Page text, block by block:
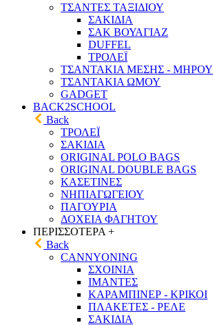
ΤΣΑΝΤΕΣ ΤΑΞΙΔΙΟΥ
ΣΑΚΙΔΙΑ
ΣΑΚ ΒΟΥΑΓΙΑΖ
DUFFEL
ΤΡΟΛΕΪ
ΤΣΑΝΤΑΚΙΑ ΜΕΣΗΣ - ΜΗΡΟΥ
ΤΣΑΝΤΑΚΙΑ ΩΜΟΥ
GADGET
BACK2SCHOOL
Back
ΤΡΟΛΕΪ
ΣΑΚΙΔΙΑ
ORIGINAL POLO BAGS
ORIGINAL DOUBLE BAGS
ΚΑΣΕΤΙΝΕΣ
ΝΗΠΙΑΓΩΓΕΙΟΥ
ΠΑΓΟΥΡΙΑ
ΔΟΧΕΙΑ ΦΑΓΗΤΟΥ
ΠΕΡΙΣΣΟΤΕΡΑ +
Back
CANNYONING
ΣΧΟΙΝΙΑ
ΙΜΑΝΤΕΣ
ΚΑΡΑΜΠΙΝΕΡ - ΚΡΙΚΟΙ
ΠΛΑΚΕΤΕΣ - ΡΕΛΕ
ΣΑΚΙΔΙΑ